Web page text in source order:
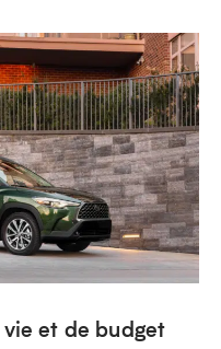
et de budget